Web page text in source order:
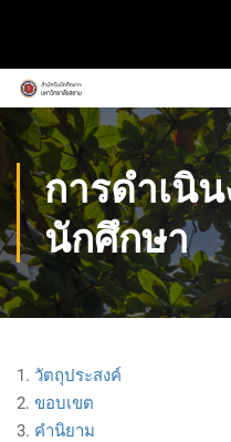
การดำเนิ
นักศึกษา
1. วัตถุประสงค์
2. ขอบเขต
3. คำนิยาม